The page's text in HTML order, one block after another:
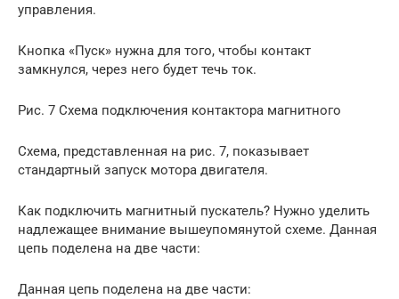
управления.
Кнопка «Пуск» нужна для того, чтобы контакт
замкнулся, через него будет течь ток.
Рис. 7 Схема подключения контактора магнитного
Схема, представленная на рис. 7, показывает
стандартный запуск мотора двигателя.
Как подключить магнитный пускатель? Нужно уделить
надлежащее внимание вышеупомянутой схеме. Данная
цепь поделена на две части:
Данная цепь поделена на две части: